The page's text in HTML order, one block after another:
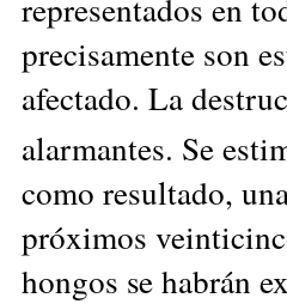
precisamente son
afectado. La
alarmantes. Se
como resultado,
próximos
hongos se habrán ex